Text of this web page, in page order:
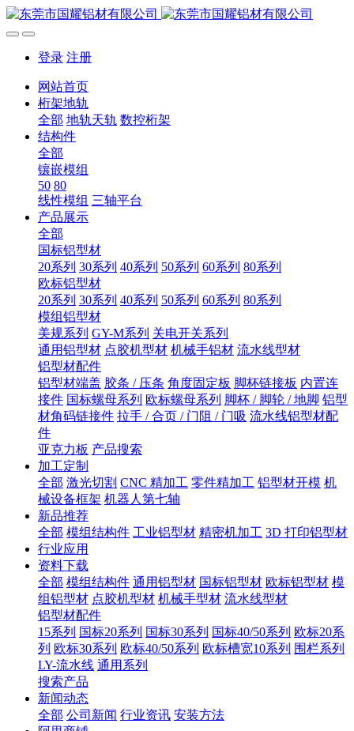
登录 注册
网站首页
桁架地轨
全部 地轨天轨 数控桁架
结构件
全部
镶嵌模组
50 80
线性模组 三轴平台
产品展示
全部
国标铝型材
20系列 30系列 40系列 50系列 60系列 80系列
欧标铝型材
20系列 30系列 40系列 50系列 60系列 80系列
模组铝型材
美规系列 GY-M系列 关电开关系列
通用铝型材 点胶机型材 机械手铝材 流水线型材
铝型材配件
铝型材端盖 胶条 / 压条 角度固定板 脚杯链接板 内置连
接件 国标螺母系列 欧标螺母系列 脚杯 / 脚轮 / 地脚 铝型
材角码链接件 拉手 / 合页 / 门阻 / 门吸 流水线铝型材配
件
亚克力板 产品搜索
加工定制
全部 激光切割 CNC 精加工 零件精加工 铝型材开模 机
械设备框架 机器人第七轴
新品推荐
全部 模组结构件 工业铝型材 精密机加工 3D 打印铝型材
行业应用
资料下载
全部 模组结构件 通用铝型材 国标铝型材 欧标铝型材 模
组铝型材 点胶机型材 机械手型材 流水线型材
铝型材配件
15系列 国标20系列 国标30系列 国标40/50系列 欧标20系
列 欧标30系列 欧标40/50系列 欧标槽宽10系列 围栏系列
LY-流水线 通用系列
搜索产品
新闻动态
全部 公司新闻 行业资讯 安装方法